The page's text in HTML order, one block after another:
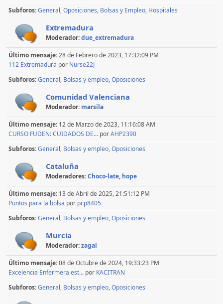
Subforos General Oposiciones Bolsas y Empleo Hospitales
Extremadura
Moderador:due_extremadura
Último mensaje:28 de Febrero de 2023, 17:32:09 PM
112 Extremadura por Nurse22J
Subforos General Bolsas y empleo Oposiciones
Comunidad Valenciana
Moderador: marsila
Último mensaje: 12 de Marzo de 2023, 11:16:08 AM
CURSO FUDEN: CUIDADOS DE... porAHP2390
Subforos General Bolsas y empleo Oposiciones
Cataluña
Moderadores:Choco-late, hope
Último mensaje: 13 de Abril de 2025, 21:51:12 PM
Puntos para la bolsa por pcp8405
Subforos General Bolsas y empleo Oposiciones
Murcia
Moderador:zagal
Último mensaje:08 de Octubre de 2024, 19:33:23 PM
Excelencia Enfermera est... por KACITRAN
Subforos General Bolsas y empleo Oposiciones